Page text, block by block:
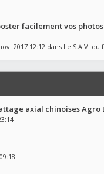
facilement vos
2017 12:12 dans Le S.A.V. du
axial chinoises Agro